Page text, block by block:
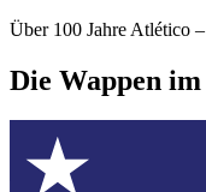
Über 100 Jahre Atlético
Die Wappen